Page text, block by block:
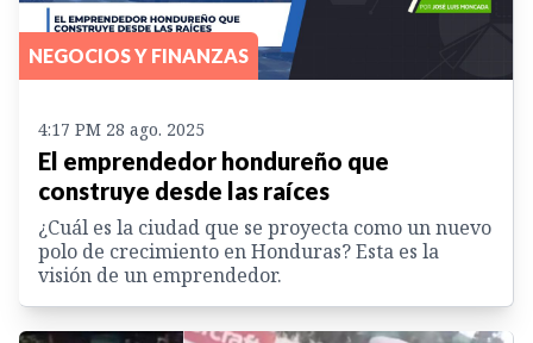
NEGOCIOS Y FINANZAS
4:17 PM 28 ago. 2025
El emprendedor hondureño que
construye desde las raíces
¿Cuál es la ciudad que se proyecta como un nuevo
polo de crecimiento en Honduras? Esta es la
visión de un emprendedor.